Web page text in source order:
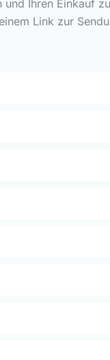
Ihren Einkauf
Link zur